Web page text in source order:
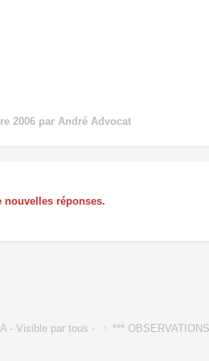
2006 par André Advocat
nouvelles réponses.
- Visible par tous - ***